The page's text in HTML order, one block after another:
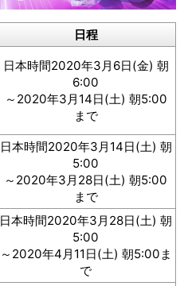
日程
日本時間2020年3月6日(金) 朝
6:00
～2020年3月14日(土) 朝5:00
まで
日本時間2020年3月14日(土) 朝
5:00
～2020年3月28日(土) 朝5:00
まで
日本時間2020年3月28日(土) 朝
5:00
～2020年4月11日(土) 朝5:00ま
で